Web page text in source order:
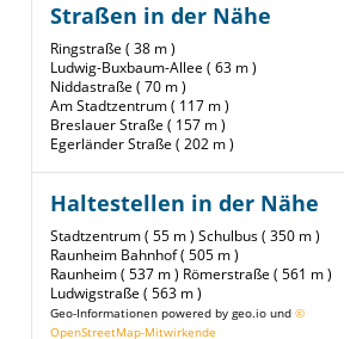
Straßen in der Nähe
Ringstraße ( 38 m )
Ludwig-Buxbaum-Allee ( 63 m )
Niddastraße ( 70 m )
Am Stadtzentrum ( 117 m )
Breslauer Straße ( 157 m )
Egerländer Straße ( 202 m )
Haltestellen in der Nähe
Stadtzentrum ( 55 m ) Schulbus ( 350 m )
Raunheim Bahnhof ( 505 m )
Raunheim ( 537 m ) Römerstraße ( 561 m )
Ludwigstraße ( 563 m )
Geo-Informationen powered by geo.io und ©
OpenStreetMap-Mitwirkende